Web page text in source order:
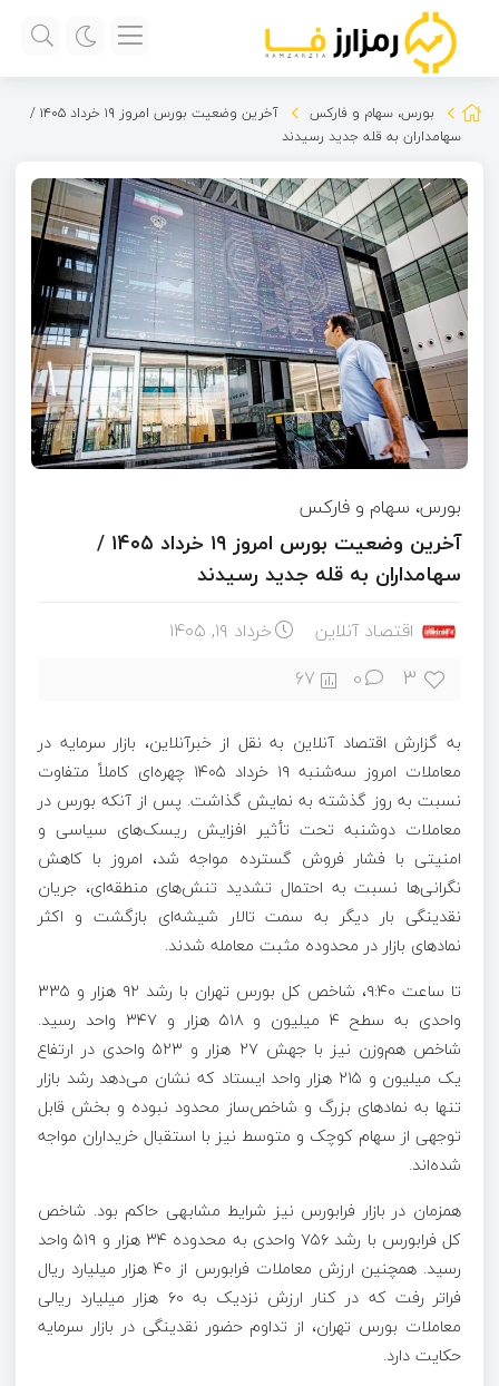
بورس، سهام و فارکس
آخرین وضعیت بورس امروز ۱۹ خرداد ۱۴۰۵ /
سهامداران به قله جدید رسیدند
بورس، سهام و فارکس
آخرین وضعیت بورس امروز ۱۹ خرداد ۱۴۰۵ /
سهامداران به قله جدید رسیدند
اقتصاد آنلاین خرداد ۱۹, ۱۴۰۵
3
0
67
به گزارش اقتصاد آنلاین به نقل از خبرآنلاین، بازار سرمایه در
معاملات امروز سه‌شنبه ۱۹ خرداد ۱۴۰۵ چهره‌ای کاملاً متفاوت
نسبت به روز گذشته به نمایش گذاشت. پس از آنکه بورس در
معاملات دوشنبه تحت تأثیر افزایش ریسک‌های سیاسی و
امنیتی با فشار فروش گسترده مواجه شد، امروز با کاهش
نگرانی‌ها نسبت به احتمال تشدید تنش‌های منطقه‌ای، جریان
نقدینگی بار دیگر به سمت تالار شیشه‌ای بازگشت و اکثر
نمادهای بازار در محدوده مثبت معامله شدند.
تا ساعت ۹:۴۰، شاخص کل بورس تهران با رشد ۹۲ هزار و ۳۳۵
واحدی به سطح ۴ میلیون و ۵۱۸ هزار و ۳۴۷ واحد رسید.
شاخص هم‌وزن نیز با جهش ۲۷ هزار و ۵۲۳ واحدی در ارتفاع
یک میلیون و ۲۱۵ هزار واحد ایستاد که نشان می‌دهد رشد بازار
تنها به نمادهای بزرگ و شاخص‌ساز محدود نبوده و بخش قابل
توجهی از سهام کوچک و متوسط نیز با استقبال خریداران مواجه
شده‌اند.
همزمان در بازار فرابورس نیز شرایط مشابهی حاکم بود. شاخص
کل فرابورس با رشد ۷۵۶ واحدی به محدوده ۳۴ هزار و ۵۱۹ واحد
رسید. همچنین ارزش معاملات فرابورس از ۴۰ هزار میلیارد ریال
فراتر رفت که در کنار ارزش نزدیک به ۶۰ هزار میلیارد ریالی
معاملات بورس تهران، از تداوم حضور نقدینگی در بازار سرمایه
حکایت دارد.